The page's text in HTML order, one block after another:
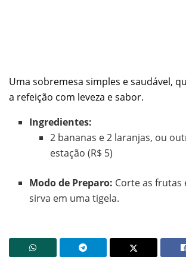
Uma sobremesa simples e saudável,
a refeição com leveza e sabor.
Ingredientes:
2 bananas e 2 laranjas, ou
estação (R$ 5)
Modo de Preparo: Corte as frutas
sirva em uma tigela.